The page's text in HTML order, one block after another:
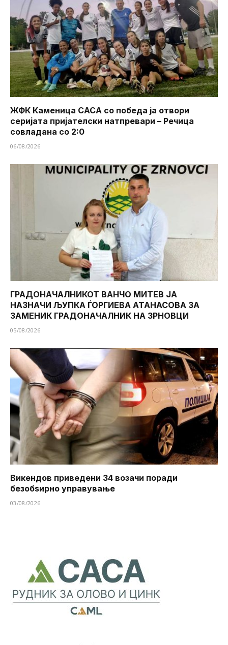
ЖФК Каменица САСА со победа ја отвори
серијата пријателски натпревари – Речица
совладана со 2:0
06/08/2026
ГРАДОНАЧАЛНИКОТ ВАНЧО МИТЕВ ЈА
НАЗНАЧИ ЉУПКА ЃОРГИЕВА АТАНАСОВА ЗА
ЗАМЕНИК ГРАДОНАЧАЛНИК НА ЗРНОВЦИ
05/08/2026
Викендов приведени 34 возачи поради
безобѕирно управување
03/08/2026